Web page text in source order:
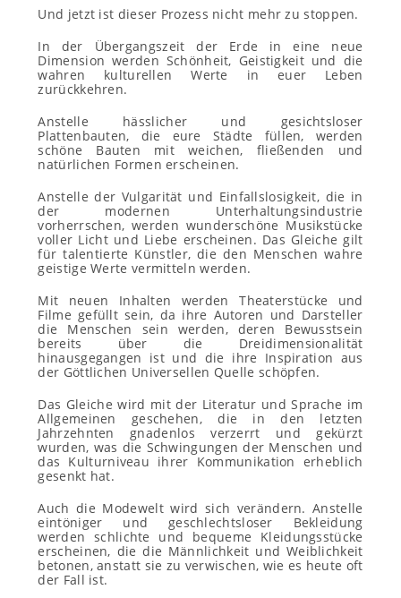
Und jetzt ist dieser Prozess nicht mehr zu stoppen.
In der Übergangszeit der Erde in eine neue
Dimension werden Schönheit, Geistigkeit und die
wahren kulturellen Werte in euer Leben
zurückkehren.
Anstelle hässlicher und gesichtsloser
Plattenbauten, die eure Städte füllen, werden
schöne Bauten mit weichen, fließenden und
natürlichen Formen erscheinen.
Anstelle der Vulgarität und Einfallslosigkeit, die in
der modernen Unterhaltungsindustrie
vorherrschen, werden wunderschöne Musikstücke
voller Licht und Liebe erscheinen. Das Gleiche gilt
für talentierte Künstler, die den Menschen wahre
geistige Werte vermitteln werden.
Mit neuen Inhalten werden Theaterstücke und
Filme gefüllt sein, da ihre Autoren und Darsteller
die Menschen sein werden, deren Bewusstsein
bereits über die Dreidimensionalität
hinausgegangen ist und die ihre Inspiration aus
der Göttlichen Universellen Quelle schöpfen.
Das Gleiche wird mit der Literatur und Sprache im
Allgemeinen geschehen, die in den letzten
Jahrzehnten gnadenlos verzerrt und gekürzt
wurden, was die Schwingungen der Menschen und
das Kulturniveau ihrer Kommunikation erheblich
gesenkt hat.
Auch die Modewelt wird sich verändern. Anstelle
eintöniger und geschlechtsloser Bekleidung
werden schlichte und bequeme Kleidungsstücke
erscheinen, die die Männlichkeit und Weiblichkeit
betonen, anstatt sie zu verwischen, wie es heute oft
der Fall ist.